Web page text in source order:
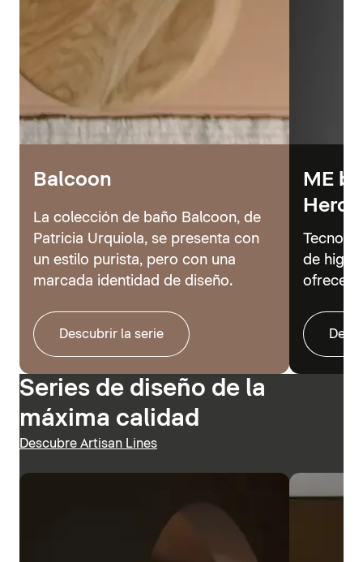
Balcoon
La colección de baño Balcoon, de
Patricia Urquiola, se presenta con
un estilo purista, pero con una
marcada identidad de diseño.
Descubrir la serie
ME
Hero
de
ofrecer
Series de diseño de la
máxima calidad
Descubre Artisan Lines